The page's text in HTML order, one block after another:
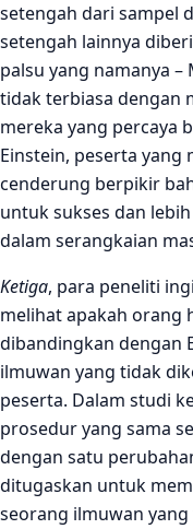
setengah dari sampel
setengah lainnya
palsu yang namanya –
tidak terbiasa dengan
mereka yang percaya
Einstein, peserta yang
cenderung berpikir
untuk sukses dan
dalam serangkaian
Ketiga, para peneliti
melihat apakah orang
dibandingkan dengan
ilmuwan yang tidak
peserta. Dalam studi
prosedur yang sama
dengan satu
ditugaskan untuk
seorang ilmuwan